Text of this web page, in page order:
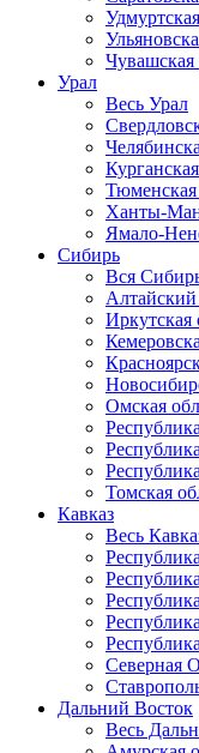
Чувашская
Урал
Весь Урал
Тюменская
Ханты-
Ямало-
Сибирь
Вся
Алтайский
Иркутская
Омская
Томская
Кавказ
Весь
Северная
Дальний Восток
Весь